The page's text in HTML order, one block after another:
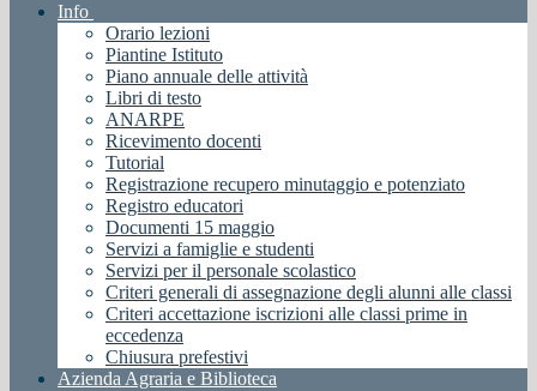
Info
Orario lezioni
Piantine Istituto
Piano annuale delle attività
Libri di testo
ANARPE
Ricevimento docenti
Tutorial
Registrazione recupero minutaggio e potenziato
Registro educatori
Documenti 15 maggio
Servizi a famiglie e studenti
Servizi per il personale scolastico
Criteri generali di assegnazione degli alunni alle classi
Criteri accettazione iscrizioni alle classi prime in
eccedenza
Chiusura prefestivi
Azienda Agraria e Biblioteca